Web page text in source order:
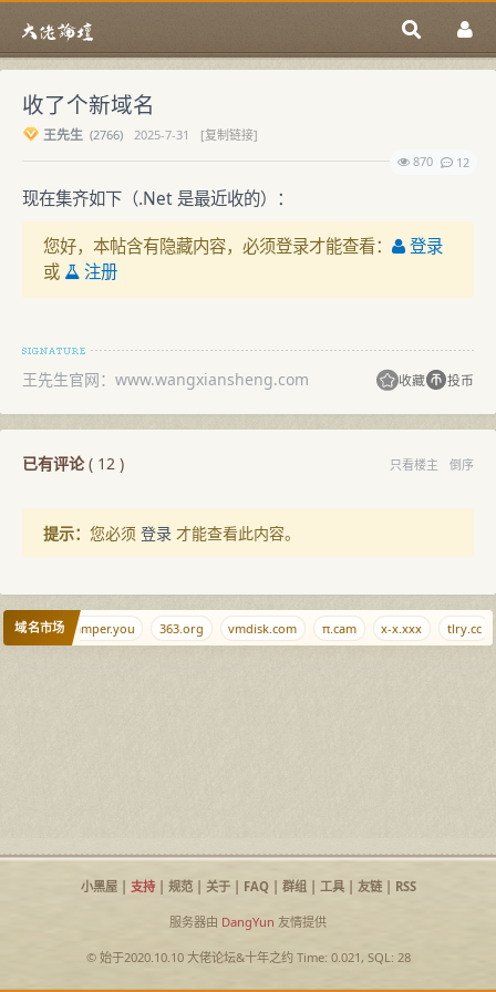
收了个新域名
王先生 (2766) 2025-7-31
[复制链接]
870
12
现在集齐如下（.Net 是最近收的）：
您好，本帖含有隐藏内容，必须登录才能查看：
登录
或
注册
王先生官网：www.wangxiansheng.com 收藏 投币
已有评论( 12 ) 只看楼主 倒序
提示： 您必须 登录 才能查看此内容。
域名市场
cpu.re pamper.you 363.org vmdisk.com π.cam x-x.xxx tlry.cc
小黑屋| 支持| 规范| 关于| FAQ| 群组| 工具| 友链| RSS
服务器由 DangYun 友情提供
© 始于2020.10.10 大佬论坛&十年之约Time: 0.021, SQL: 28